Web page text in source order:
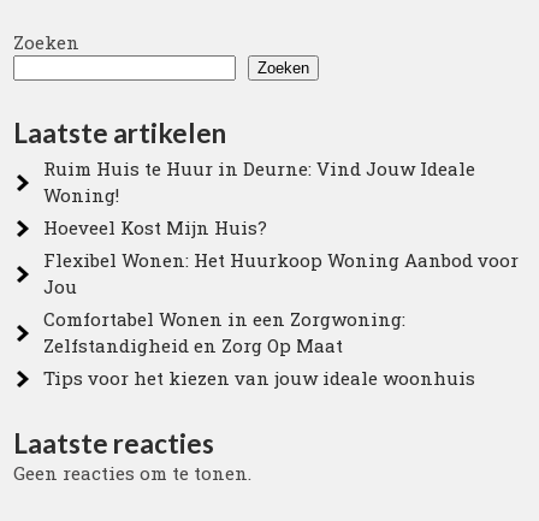
Zoeken
Zoeken
Laatste artikelen
Ruim Huis te Huur in Deurne: Vind Jouw Ideale
Woning!
Hoeveel Kost Mijn Huis?
Flexibel Wonen: Het Huurkoop Woning Aanbod voor
Jou
Comfortabel Wonen in een Zorgwoning:
Zelfstandigheid en Zorg Op Maat
Tips voor het kiezen van jouw ideale woonhuis
Laatste reacties
Geen reacties om te tonen.